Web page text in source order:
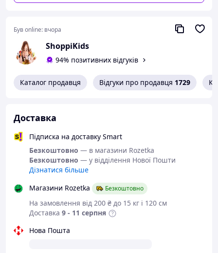
військового пригоди для маленьких дітей. Завдяки
чималі відстані, а дивовижний всюдихідний
дизайн забезпечує чудову прохідність у
найнепередбачуваніших умовах. Пориньте у світ
військових ігор разом із вашими дітьми, надавши
їм цей приголомшливий ігровий набір.
Переваги:
Міцна та надійна
конструкція, що гарантує
Був online: вчора
ShoppiKids
94% позитивних відгуків
Каталог продавця Відгуки про продавця 1729
Доставка
Підписка на доставку Smart
Безкоштовно — в магазини Rozetka
Безкоштовно — у відділення Нової Пошти
Дізнатися більше
Магазини Rozetka
Безкоштовно
На замовлення від 200 ₴ до 15 кг і 120 см
Доставка 9 - 11 серпня
Нова Пошта